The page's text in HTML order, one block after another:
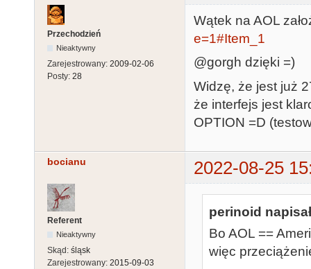
Przechodzień
Nieaktywny
Zarejestrowany: 2009-02-06
Posty: 28
Wątek na AOL
e=1#Item_1
@gorgh dzięki =)
Widzę, że jest już
że interfejs jest
OPTION =D
bocianu 2022-08-25
Referent
Nieaktywny
Skąd: śląsk
Zarejestrowany: 2015-09-03
perinoid
Bo AOL ==
więc